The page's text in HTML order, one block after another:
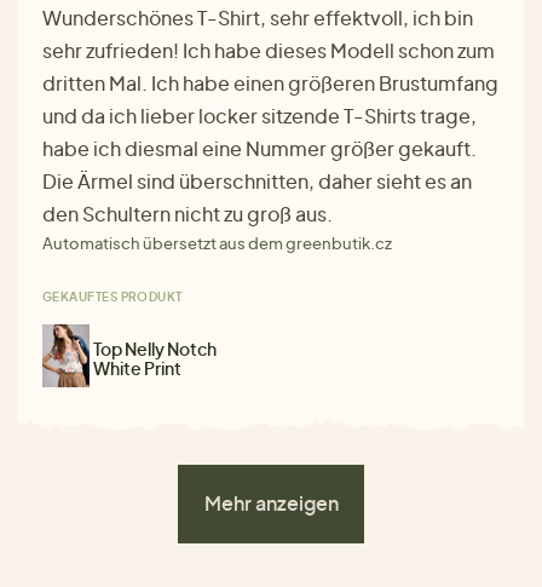
Wunderschönes T-Shirt, sehr effektvoll, ich bin
sehr zufrieden! Ich habe dieses Modell schon zum
dritten Mal. Ich habe einen größeren Brustumfang
und da ich lieber locker sitzende T-Shirts trage,
habe ich diesmal eine Nummer größer gekauft.
Die Ärmel sind überschnitten, daher sieht es an
den Schultern nicht zu groß aus.
Automatisch übersetzt aus dem greenbutik.cz
GEKAUFTES PRODUKT
Top Nelly Notch
White Print
Mehr anzeigen